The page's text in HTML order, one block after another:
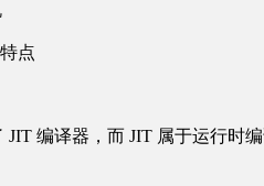
点
编译器，而 JIT 属于运行时编